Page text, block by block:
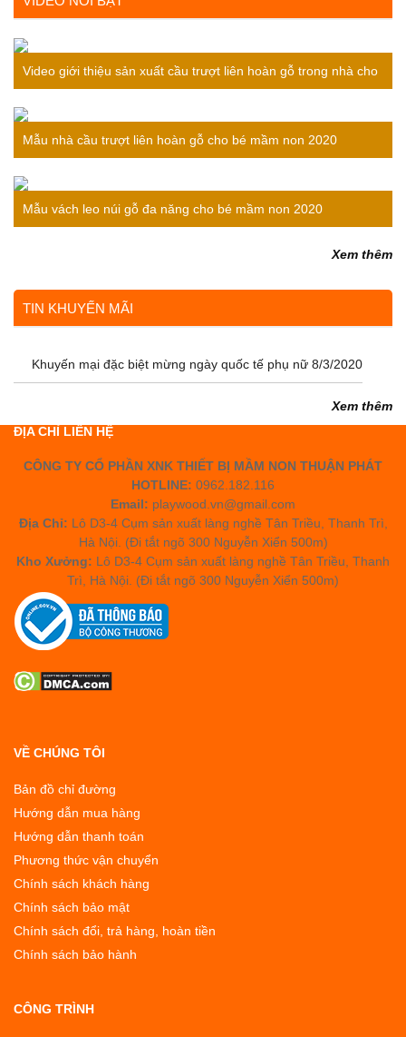
Video giới thiệu sản xuất cầu trượt liên hoàn gỗ trong nhà cho
bé
Mẫu nhà cầu trượt liên hoàn gỗ cho bé mầm non 2020
Mẫu vách leo núi gỗ đa năng cho bé mầm non 2020
Xem thêm
TIN KHUYẾN MÃI
Khuyến mại đặc biệt mừng ngày quốc tế phụ nữ 8/3/2020
Xem thêm
ĐỊA CHỈ LIÊN HỆ
CÔNG TY CỔ PHẦN XNK THIẾT BỊ MẦM NON THUẬN PHÁT
HOTLINE: 0962.182.116
Email: playwood.vn@gmail.com
Địa Chỉ: Lô D3-4 Cụm sản xuất làng nghề Tân Triều, Thanh Trì,
Hà Nội. (Đi tắt ngõ 300 Nguyễn Xiển 500m)
Kho Xưởng: Lô D3-4 Cụm sản xuất làng nghề Tân Triều, Thanh
Trì, Hà Nội. (Đi tắt ngõ 300 Nguyễn Xiển 500m)
VỀ CHÚNG TÔI
Bản đồ chỉ đường
Hướng dẫn mua hàng
Hướng dẫn thanh toán
Phương thức vận chuyển
Chính sách khách hàng
Chính sách bảo mật
Chính sách đổi, trả hàng, hoàn tiền
Chính sách bảo hành
CÔNG TRÌNH